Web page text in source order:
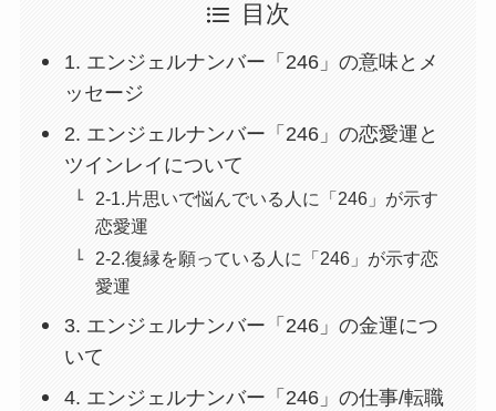
目次
1. エンジェルナンバー「246」の意味とメ
ッセージ
2. エンジェルナンバー「246」の恋愛運と
ツインレイについて
2-1.片思いで悩んでいる人に「246」が示す
恋愛運
2-2.復縁を願っている人に「246」が示す恋
愛運
3. エンジェルナンバー「246」の金運につ
いて
4. エンジェルナンバー「246」の仕事/転職